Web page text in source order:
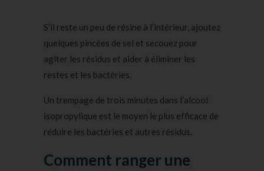
S’il reste un peu de résine à l’intérieur, ajoutez
quelques pincées de sel et secouez pour
agiter les résidus et aider à éliminer les
restes et les bactéries.
Un trempage de trois minutes dans l’alcool
isopropylique est le moyen le plus efficace de
réduire les bactéries et autres résidus.
Comment ranger une